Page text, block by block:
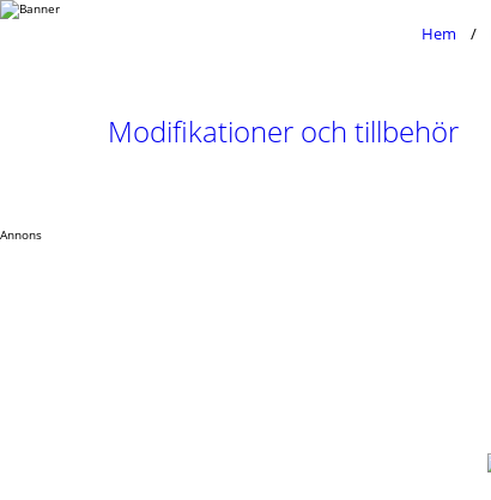
Hem
Modifikationer och tillbehör
Annons